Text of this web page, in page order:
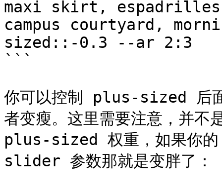
maxi skirt,
campus courtyard,
sized::-0.3 --ar 2:3
```
你可以控制 plus-sized 后面
者变瘦。这里需要注意，并不
plus-sized 权重，如果你
slider 参数那就是变胖了：